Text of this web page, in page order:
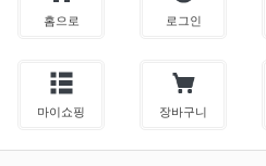
홈으로 로그인
마이쇼핑 장바구니